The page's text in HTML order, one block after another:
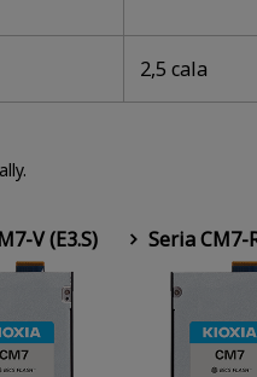
2,5 cala
V (E3.S) Seria CM7-